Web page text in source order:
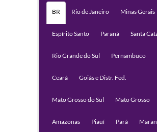
BR Rio de Janeiro Minas Gerais
Espírito Santo Paraná Santa
Rio Grande do Sul Pernambuco
Ceará Goiás e Distr. Fed.
Mato Grosso do Sul Mato Grosso
Amazonas Piauí Pará